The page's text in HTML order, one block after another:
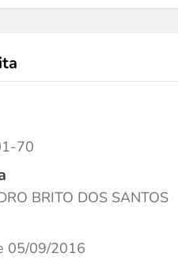
70
BRITO DOS SANTOS
05/09/2016